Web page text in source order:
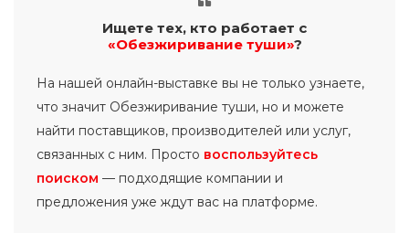
Ищете тех, кто работает с
«Обезжиривание туши»?
На нашей онлайн-выставке вы не только узнаете,
что значит Обезжиривание туши, но и можете
найти поставщиков, производителей или услуг,
связанных с ним. Просто воспользуйтесь
поиском — подходящие компании и
предложения уже ждут вас на платформе.